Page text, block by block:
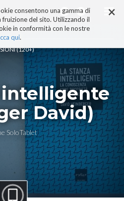
×
consentono una gamma di
del sito. Utilizzando il
in conformità con le nostre
qui.
(120+)
intelligente
David)
SoloTablet